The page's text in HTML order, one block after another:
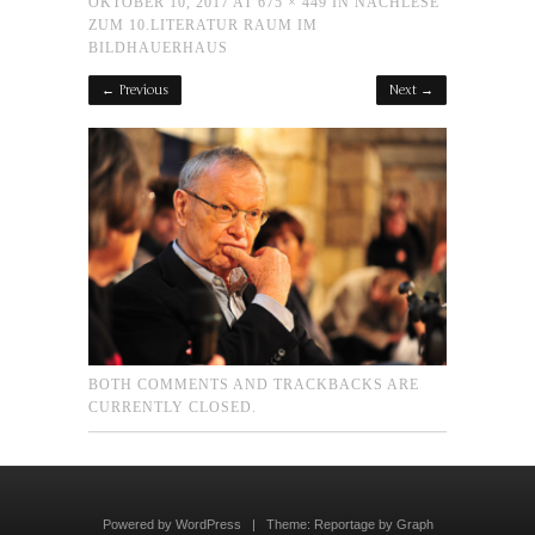
ZUM 10.LITERATUR RAUM IM
BILDHAUERHAUS
← Previous Next →
BOTH COMMENTS AND TRACKBACKS ARE
CURRENTLY CLOSED.
Powered by WordPress | Theme: Reportageby Graph